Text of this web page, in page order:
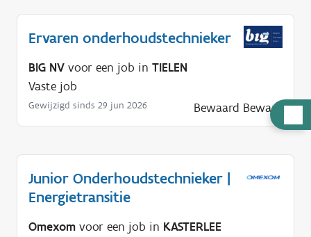
u
Ervaren onderhoudstechnieker
BIG NV voor een job in TIELEN
Vaste job
Gewijzigd sinds 29 jun 2026 Bewaard Bewaar
Junior Onderhoudstechnieker |
Energietransitie
Omexom voor een job in KASTERLEE